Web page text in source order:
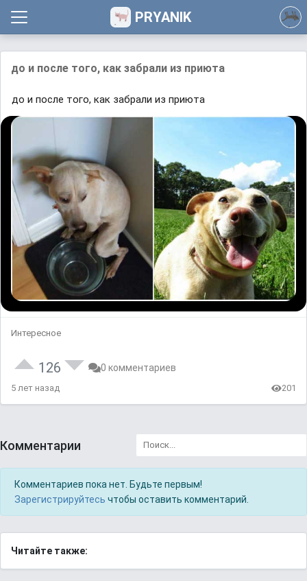
PRYANIK
до и после того, как забрали из приюта
до и после того, как забрали из приюта
Интересное
126 0 комментариев
5 лет назад 201
Комментарии
Комментариев пока нет. Будьте первым!
Зарегистрируйтесь чтобы оставить комментарий.
Читайте также: